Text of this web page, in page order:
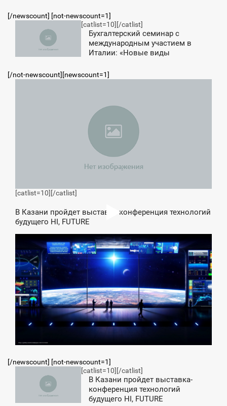
[/newscount] [not-newscount=1]
[catlist=10][/catlist]
Бухгалтерский семинар с
международным участием в
Италии: «Новые виды
современной экономики»
[/not-newscount][newscount=1]
[catlist=10] [/catlist]
В Казани пройдет выставка-конференция технологий
будущего HI, FUTURE
[/newscount] [not-newscount=1]
[catlist=10][/catlist]
В Казани пройдет выставка-
конференция технологий
будущего HI, FUTURE